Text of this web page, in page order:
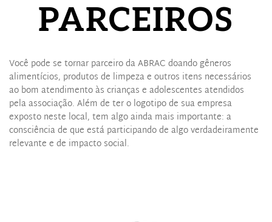
PARCEIROS
Você pode se tornar parceiro da ABRAC doando gêneros
alimentícios, produtos de limpeza e outros itens necessários
ao bom atendimento às crianças e adolescentes atendidos
pela associação. Além de ter o logotipo de sua empresa
exposto neste local, tem algo ainda mais importante: a
consciência de que está participando de algo verdadeiramente
relevante e de impacto social.